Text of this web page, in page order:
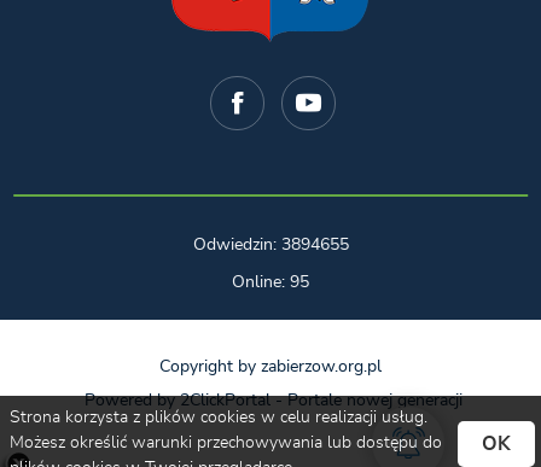
Odwiedzin: 3894655
Online: 95
Copyright by zabierzow.org.pl
Powered by2ClickPortal- Portale nowej generacji
Strona korzysta z plików cookies w celu realizacji usług.
Możesz określić warunki przechowywania lub dostępu do
OK